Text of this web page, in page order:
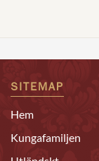
SITEMAP
Hem
Kungafamiljen